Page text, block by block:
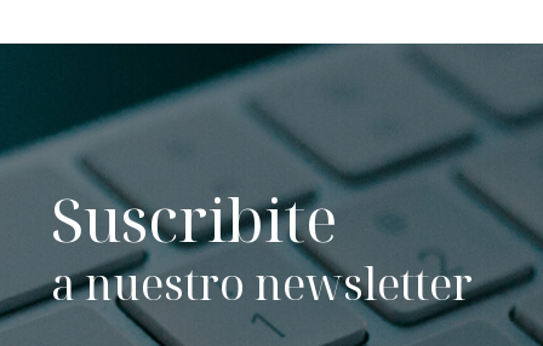
Suscribite
a nuestro newsletter